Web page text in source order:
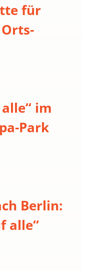
für
im
Park
Berlin:
alle“